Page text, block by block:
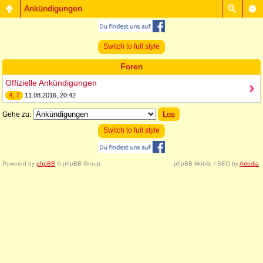
Ankündigungen
Switch to full style
Foren
Offizielle Ankündigungen
4, 7 11.08.2016, 20:42
Gehe zu:
Switch to full style
Powered by phpBB © phpBB Group. phpBB Mobile / SEO byArtodia